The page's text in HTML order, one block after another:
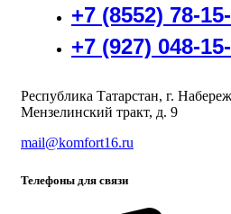
+7 (8552) 78-
+7 (927) 048-
Республика Татарстан, г.
Мензелинский тракт, д. 9
mail@komfort16.ru
Телефоны для связи